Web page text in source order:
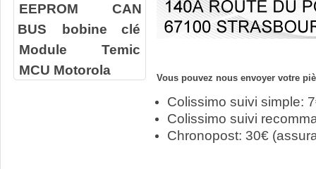
EEPROM
CAN
BUS
bobine clé
Module Temic
MCU Motorola
Vous pouvez nous envoyer votre
Colissimo suivi simple:
Colissimo suivi
Chronopost: 30€